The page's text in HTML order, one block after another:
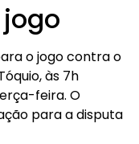
o jogo contra o
às 7h
feira. O
para a disputa